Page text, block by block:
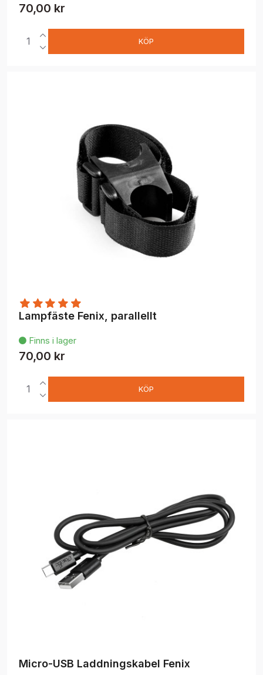
70,00 kr
KÖP
 Finns i lager
Lampfäste Fenix, parallellt
70,00 kr
KÖP
Micro-USB Laddningskabel Fenix